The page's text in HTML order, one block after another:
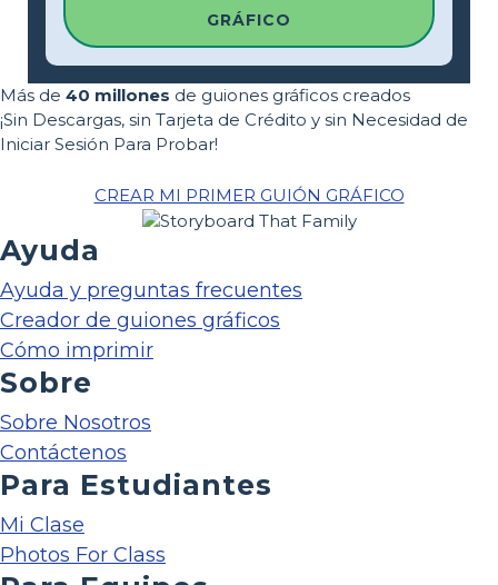
GRÁFICO
Más de 40 millones de guiones gráficos creados
¡Sin Descargas, sin Tarjeta de Crédito y sin Necesidad de
Iniciar Sesión Para Probar!
CREAR MI PRIMER GUIÓN GRÁFICO
Ayuda
Ayuda y preguntas frecuentes
Creador de guiones gráficos
Cómo imprimir
Sobre
Sobre Nosotros
Contáctenos
Para Estudiantes
Mi Clase
Photos For Class